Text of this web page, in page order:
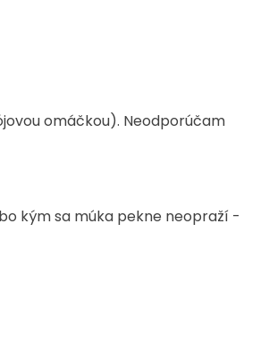
omáčkou). Neodporúčam
kým sa múka pekne neopraží -